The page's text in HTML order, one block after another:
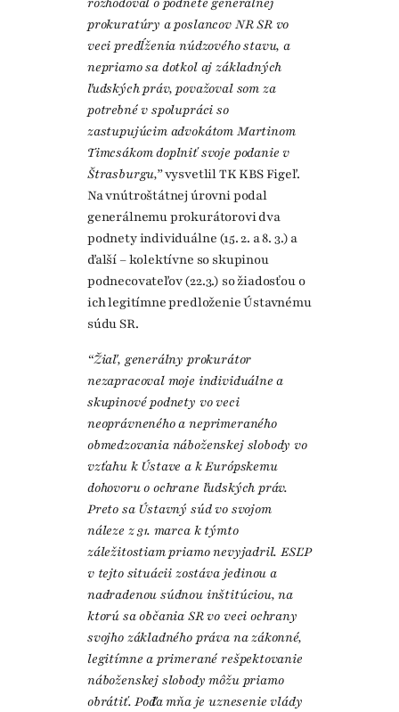
prokuratúry a poslancov NR SR vo
veci predĺženia núdzového stavu, a
nepriamo sa dotkol aj základných
ľudských práv, považoval som za
potrebné v spolupráci so
zastupujúcim advokátom Martinom
Timcsákom doplniť svoje podanie v
Štrasburgu,”vysvetlil TK KBS Figeľ.
Na vnútroštátnej úrovni podal
generálnemu prokurátorovi dva
podnety individuálne (15. 2. a 8. 3.) a
ďalší – kolektívne so skupinou
podnecovateľov (22.3.) so žiadosťou o
ich legitímne predloženie Ústavnému
súdu SR.
“Žiaľ, generálny prokurátor
nezapracoval moje individuálne a
skupinové podnety vo veci
neoprávneného a neprimeraného
obmedzovania náboženskej slobody vo
vzťahu k Ústave a k Európskemu
dohovoru o ochrane ľudských práv.
Preto sa Ústavný súd vo svojom
náleze z 31. marca k týmto
záležitostiam priamo nevyjadril. ESĽP
v tejto situácii zostáva jedinou a
nadradenou súdnou inštitúciou, na
ktorú sa občania SR vo veci ochrany
svojho základného práva na zákonné,
legitímne a primerané rešpektovanie
náboženskej slobody môžu priamo
obrátiť. Podľa mňa je uznesenie vlády